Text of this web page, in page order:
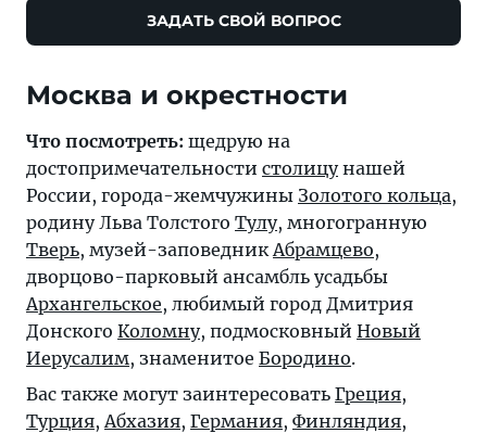
ЗАДАТЬ СВОЙ ВОПРОС
Москва и окрестности
Что посмотреть: щедрую на
достопримечательности столицунашей
России, города-жемчужины Золотого кольца,
родину Льва Толстого Тулу, многогранную
Тверь, музей-заповедник Абрамцево,
дворцово-парковый ансамбль усадьбы
Архангельское, любимый город Дмитрия
Донского Коломну, подмосковный Новый
Иерусалим, знаменитое Бородино.
Вас также могут заинтересовать Греция,
Турция, Абхазия, Германия, Финляндия,